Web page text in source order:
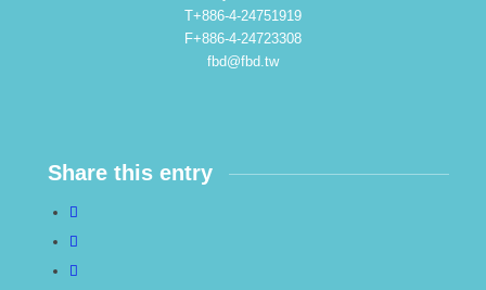
T+886-4-24751919
F+886-4-24723308
fbd@fbd.tw
Share this entry